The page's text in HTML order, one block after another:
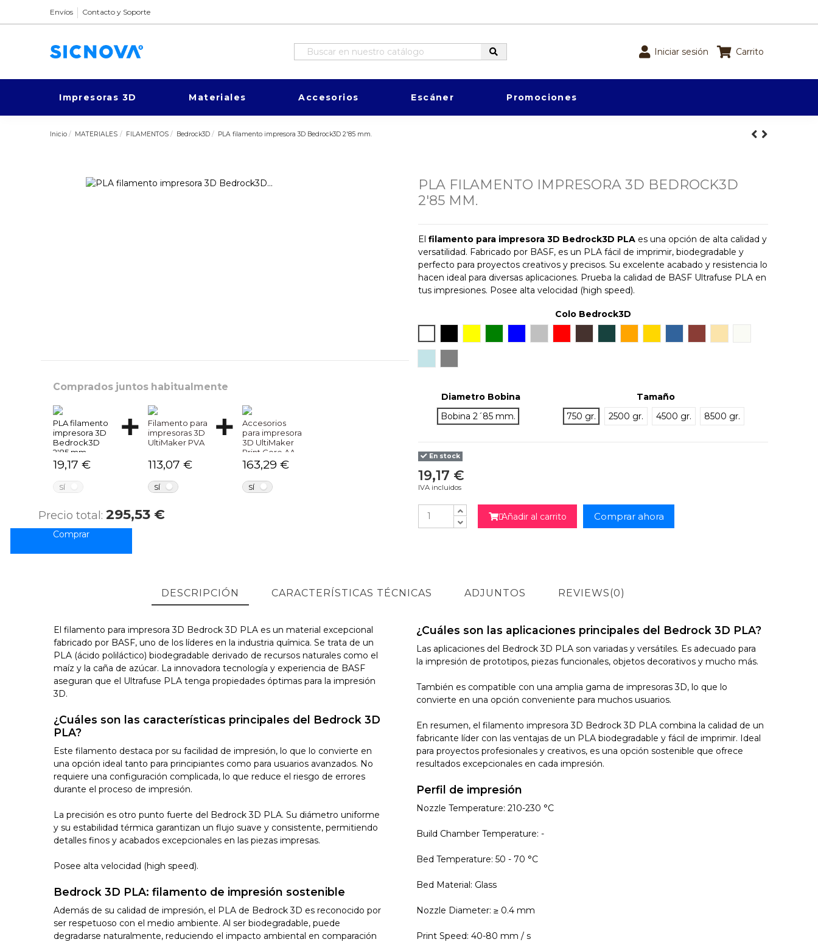
Envíos Contacto y Soporte
Iniciar sesión Carrito
Impresoras 3D Materiales Accesorios Escáner Promociones
Inicio MATERIALES FILAMENTOS Bedrock3D PLA filamento impresora 3D Bedrock3D 2'85 mm.
PLA FILAMENTO IMPRESORA 3D BEDROCK3D
2'85 MM.
El filamento para impresora 3D Bedrock3D PLA es una opción de alta calidad y
versatilidad. Fabricado por BASF, es un PLA fácil de imprimir, biodegradable y
perfecto para proyectos creativos y precisos. Su excelente acabado y resistencia lo
hacen ideal para diversas aplicaciones. Prueba la calidad de BASF Ultrafuse PLA en
tus impresiones. Posee alta velocidad (high speed).
Colo Bedrock3D
Diametro Bobina
Bobina 2´85 mm.
Tamaño
750 gr.
2500 gr. 4500 gr. 8500 gr.
En stock
19,17 €
IVA incluidos

Añadir al carrito Comprar ahora
Comprados juntos habitualmente
PLA filamento
impresora 3D
Bedrock3D
2'85 mm.
19,17 €
SÍ
Filamento para
impresoras 3D
UltiMaker PVA
113,07 €
SÍ
Accesorios
para impresora
3D UltiMaker
Print Core AA
0.40
163,29 €
SÍ
Precio total:295,53 €
DESCRIPCIÓN CARACTERÍSTICAS TÉCNICAS ADJUNTOS REVIEWS(0)
El filamento para impresora 3D Bedrock 3D PLA es un material excepcional
fabricado por BASF, uno de los líderes en la industria química. Se trata de un
PLA (ácido poliláctico) biodegradable derivado de recursos naturales como el
maíz y la caña de azúcar. La innovadora tecnología y experiencia de BASF
aseguran que el Ultrafuse PLA tenga propiedades óptimas para la impresión
3D.
¿Cuáles son las características principales del Bedrock 3D
PLA?
Este filamento destaca por su facilidad de impresión, lo que lo convierte en
una opción ideal tanto para principiantes como para usuarios avanzados. No
requiere una configuración complicada, lo que reduce el riesgo de errores
durante el proceso de impresión.
La precisión es otro punto fuerte del Bedrock 3D PLA. Su diámetro uniforme
y su estabilidad térmica garantizan un flujo suave y consistente, permitiendo
detalles finos y acabados excepcionales en las piezas impresas.
Posee alta velocidad (high speed).
Bedrock 3D PLA: filamento de impresión sostenible
Además de su calidad de impresión, el PLA de Bedrock 3D es reconocido por
ser respetuoso con el medio ambiente. Al ser biodegradable, puede
degradarse naturalmente, reduciendo el impacto ambiental en comparación
¿Cuáles son las aplicaciones principales del Bedrock 3D PLA?
Las aplicaciones del Bedrock 3D PLA son variadas y versátiles. Es adecuado para
la impresión de prototipos, piezas funcionales, objetos decorativos y mucho más.
También es compatible con una amplia gama de impresoras 3D, lo que lo
convierte en una opción conveniente para muchos usuarios.
En resumen, el filamento impresora 3D Bedrock 3D PLA combina la calidad de un
fabricante líder con las ventajas de un PLA biodegradable y fácil de imprimir. Ideal
para proyectos profesionales y creativos, es una opción sostenible que ofrece
resultados excepcionales en cada impresión.
Perfil de impresión
Nozzle Temperature: 210-230 °C
Build Chamber Temperature: -
Bed Temperature: 50 - 70 °C
Bed Material: Glass
Nozzle Diameter: ≥ 0.4 mm
Print Speed: 40-80 mm / s